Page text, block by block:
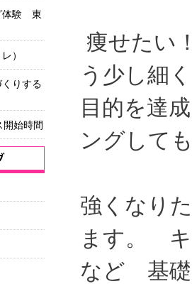
痩せたい
う少し
目的を達
ングして
強くなり
ます。 キ
など 基
体験 東
）
りする
始時間